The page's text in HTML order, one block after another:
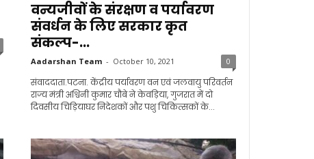
वन्यजीवों के संरक्षण व पर्यावरण
संवर्धन के लिए सरकार कृत
संकल्प-...
Aadarshan Team - October 10, 2021 0
संवाददाता.पटना. केंद्रीय पर्यावरण वन एवं जलवायु परिवर्तन
राज्य मंत्री अश्विनी कुमार चौबे ने केवड़िया, गुजरात में दो
दिवसीय चिड़ियाघर निदेशकों और पशु चिकित्सकों के...